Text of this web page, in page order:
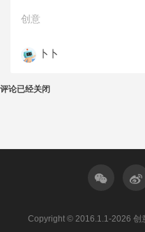
创意
卜卜
评论已经关闭
Copyright © 2016.1.1-2026 创